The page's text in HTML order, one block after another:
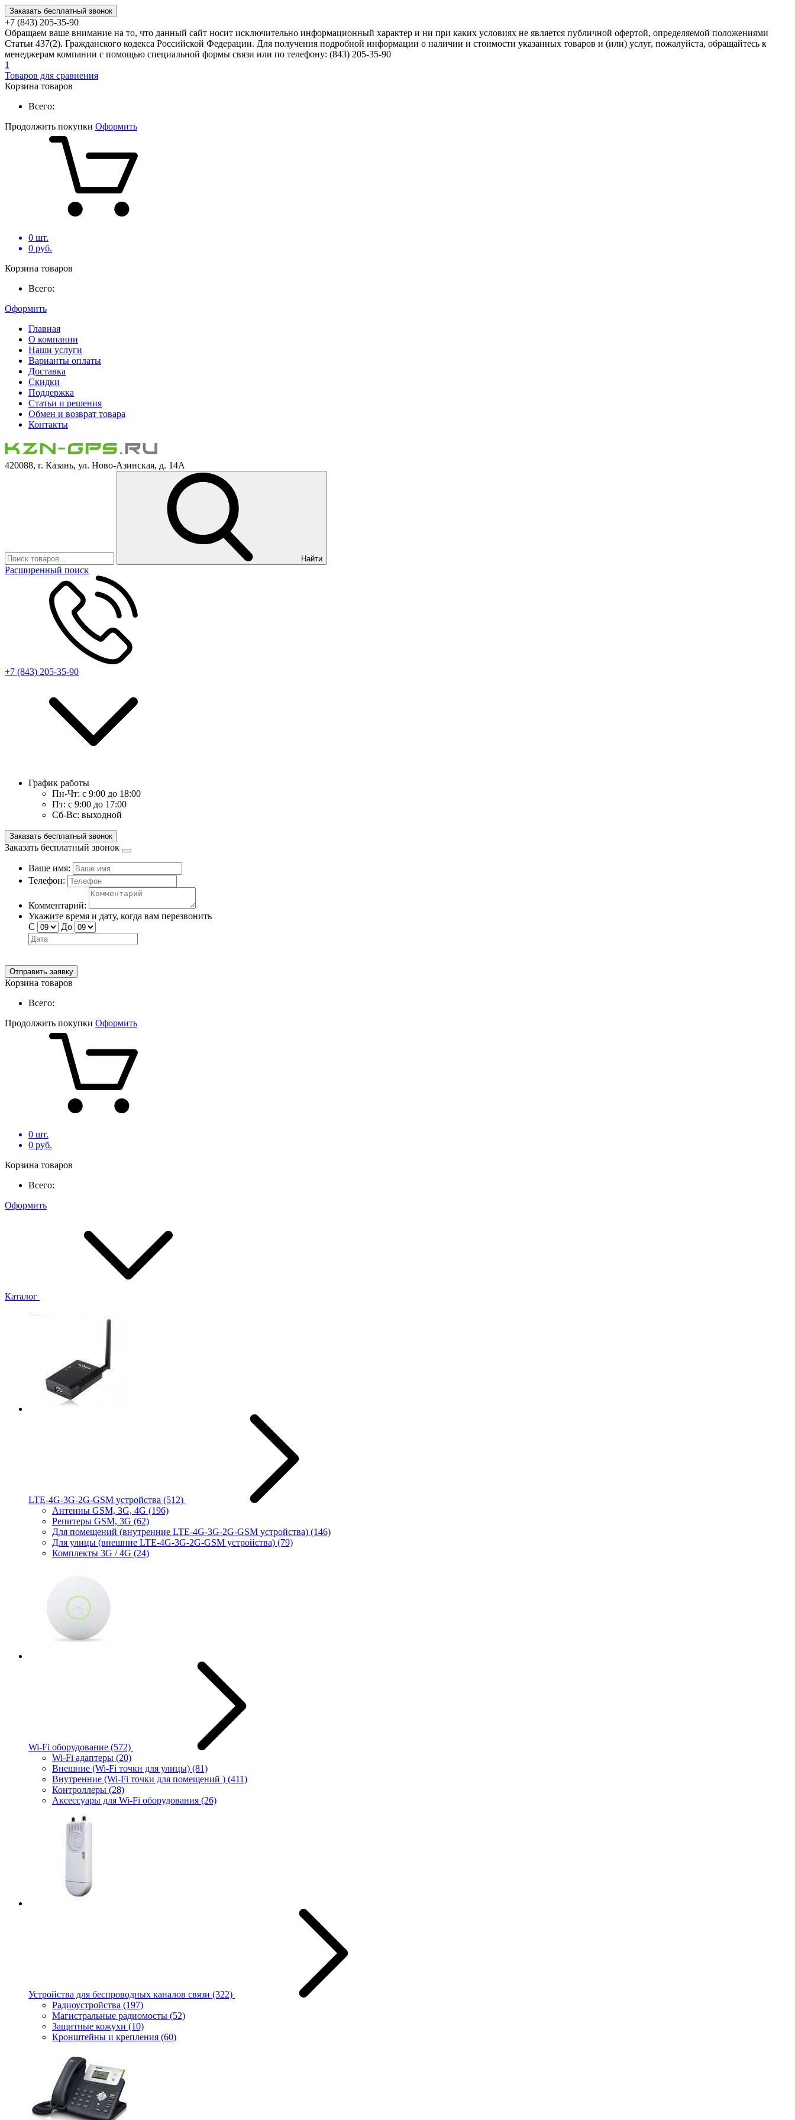
Заказать бесплатный звонок
+7 (843) 205-35-90
Обращаем ваше внимание на то, что данный сайт носит исключительно информационный характер и ни при каких условиях не является публичной офертой, определяемой положениями
Статьи 437(2). Гражданского кодекса Российской Федерации. Для получения подробной информации о наличии и стоимости указанных товаров и (или) услуг, пожалуйста, обращайтесь к
менеджерам компании с помощью специальной формы связи или по телефону: (843) 205-35-90
1
Товаров для сравнения
Корзина товаров
Всего:
Продолжить покупки Оформить
0 шт.
0 руб.
Корзина товаров
Всего:
Оформить
Главная
О компании
Наши услуги
Варианты оплаты
Доставка
Скидки
Поддержка
Статьи и решения
Обмен и возврат товара
Контакты
420088, г. Казань, ул. Ново-Азинская, д. 14А
Найти
Расширенный поиск
+7 (843) 205-35-90
График работы
Пн-Чт: с 9:00 до 18:00
Пт: с 9:00 до 17:00
Сб-Вс: выходной
Заказать бесплатный звонок
Заказать бесплатный звонок
Ваше имя:
Телефон:
Комментарий:
Укажите время и дату, когда вам перезвонить
С
До
Отправить заявку
Корзина товаров
Всего:
Продолжить покупки Оформить
0 шт.
0 руб.
Корзина товаров
Всего:
Оформить
Каталог
LTE-4G-3G-2G-GSM устройства (512)
Антенны GSM, 3G, 4G (196)
Репитеры GSM, 3G (62)
Для помещений (внутренние LTE-4G-3G-2G-GSM устройства) (146)
Для улицы (внешние LTE-4G-3G-2G-GSM устройства) (79)
Комплекты 3G / 4G (24)
Wi-Fi оборудование (572)
Wi-Fi адаптеры (20)
Внешние (Wi-Fi точки для улицы) (81)
Внутренние (Wi-Fi точки для помещений ) (411)
Контроллеры (28)
Аксессуары для Wi-Fi оборудования (26)
Устройства для беспроводных каналов связи (322)
Радиоустройства (197)
Магистральные радиомосты (52)
Защитные кожухи (10)
Кронштейны и крепления (60)